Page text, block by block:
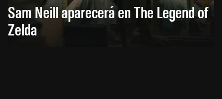
Sam Neill aparecerá en The Legend of
Zelda